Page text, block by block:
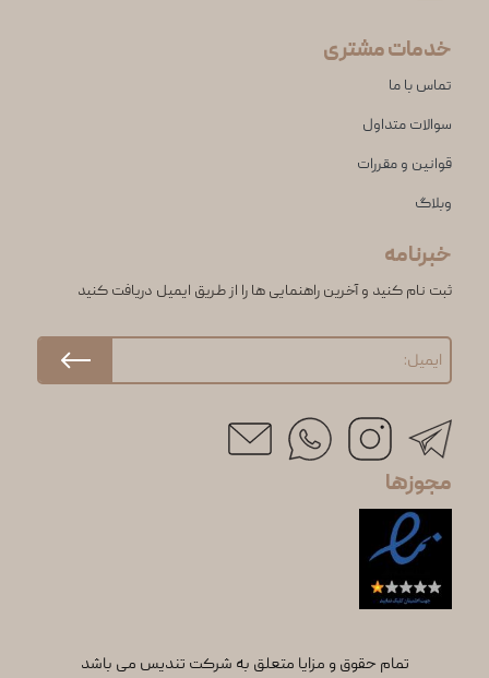
خدمات مشتری
تماس با ما
سوالات متداول
قوانین و مقررات
وبلاگ
خبرنامه
ثبت نام کنید و آخرین راهنمایی ها را از طریق ایمیل دریافت کنید
مجوزها
تمام حقوق و مزایا متعلق به شرکت تندیس می باشد